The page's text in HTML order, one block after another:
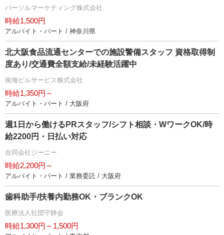
パーソルマーケティング株式会社
時給1,500円
アルバイト・パート / 神奈川県
北大阪食品流通センターでの施設警備スタッフ 資格取得制
度あり/交通費全額支給/未経験活躍中
南海ビルサービス株式会社
時給1,350円～
アルバイト・パート / 大阪府
週1日から働けるPRスタッフ/シフト相談・WワークOK/時
給2200円・日払い対応
合同会社ジーニー
時給2,200円～
アルバイト・パート / 業務委託 / 大阪府
歯科助手/扶養内勤務OK・ブランクOK
医療法人社団守静会
時給1,300円～1,500円